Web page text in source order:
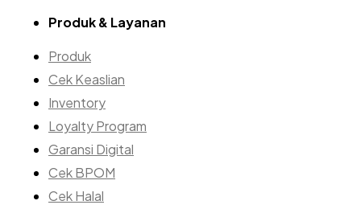
Produk & Layanan
Produk
Cek Keaslian
Inventory
Loyalty Program
Garansi Digital
Cek BPOM
Cek Halal